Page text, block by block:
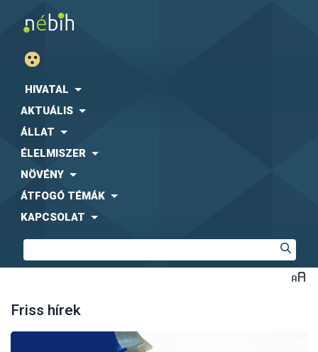
HIVATAL
AKTUÁLIS
ÁLLAT
ÉLELMISZER
NÖVÉNY
ÁTFOGÓ TÉMÁK
KAPCSOLAT
Friss hírek